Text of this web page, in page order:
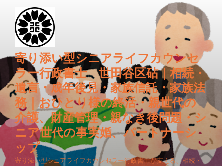
キ
プ
寄り添い型シニアライフカウンセ
ラー行政書士 世田谷区砧｜相続・
遺言・成年後見・家族信託・家族法
務｜おひとり様の終活・親世代の
介護、財産管理・親なき後問題・シ
ニア世代の事実婚、パートナーシ
ップ
寄り添い型シニアライフカウンセラー行政書士が支える、相続・